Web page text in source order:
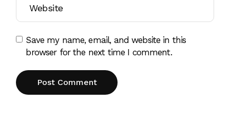
Save my name, email, and website in this
browser for the next time I comment.
Post Comment